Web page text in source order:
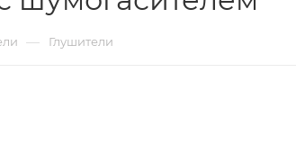
— Глушители